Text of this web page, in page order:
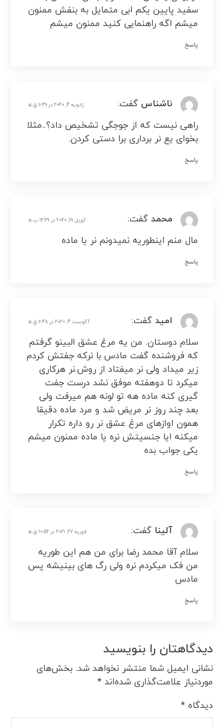
سفید پایین یکم ابی متمایل به بنفش ممنون
میشم اگه راهنمایی کنید ممنون میشم
پاسخ
ناشناس گفت: ژانویه 4, 2020 در 6:29 ق.ظ
راهی نیست که از جوجگی تشخیص داد؟..مثلا
بخوای یع نر برداری برا دستی کردن.
پاسخ
محمد گفت: آوریل 19, 2020 در 12:29 ب.ظ
مال منم اینطوریه نمیدونم نر یا ماده
پاسخ
امید گفت: آگوست 4, 2020 در 6:48 ق.ظ
سلام دوستان. من یه مرغ عشق البینو گرفتم
که فروشنده گفت مادس با نرکه جفتش کردم
زیر میداد ولی نر میفتاد از روش.نر هرکاری
میکرد تا دوهفته موفق نشد درست جفت
گیری کنه ماده هه تو لونه هم میرفت ولی
بعد چند روز نر مریض شد و مرد ماده دقیقا
همون اوازهای مرغ عشق نر رو داره تکرار
میکنه ایا جنسیتش نره یا ماده ممنون میشم
یکی جواب بده
پاسخ
آلینا گفت: فوریه 27, 2021 در 10:52 ق.ظ
سلام آقا محمد رضا برای من هم این طوریه
من فک میکردم نره ولی رگ های بینیشه پس
مادس
پاسخ
دیدگاهتان را بنویسید
نشانی ایمیل شما منتشر نخواهد شد. بخش‌های
موردنیاز علامت‌گذاری شده‌اند*
دیدگاه*